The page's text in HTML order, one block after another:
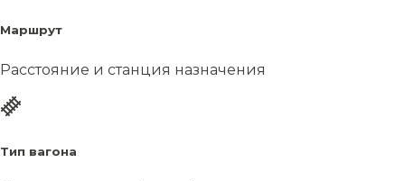
Маршрут
Расстояние и станция назначения
Тип вагона